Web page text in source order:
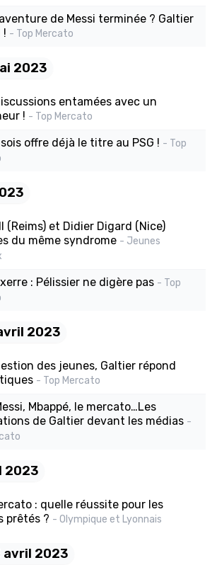
de Messi terminée ? Galtier
! - Top Mercato
2023
entamées avec un
! - Top Mercato
offre déjà le titre au PSG ! - Top
(Reims) et Didier Digard (Nice)
du même syndrome - Jeunes
: Pélissier ne digère pas - Top
2023
des jeunes, Galtier répond
- Top Mercato
Mbappé, le mercato…Les
de Galtier devant les médias -
2023
: quelle réussite pour les
prêtés ? - Olympique et Lyonnais
avril 2023